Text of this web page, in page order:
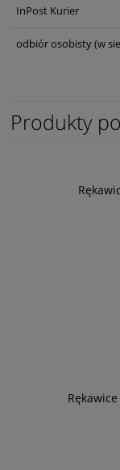
InPost Kurier
odbiór osobisty(w
Produkty